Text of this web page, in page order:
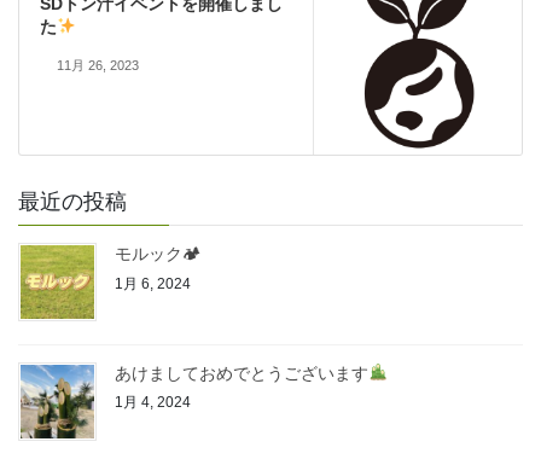
た
11月 26, 2023
最近の投稿
モルック🏕
1月 6, 2024
あけましておめでとうございます
1月 4, 2024